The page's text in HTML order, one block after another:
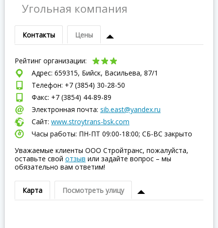
Угольная компания
Контакты Цены
Рейтинг организации:
Адрес: 659315, Бийск, Васильева, 87/1
Телефон: +7 (3854) 30-28-50
Факс: +7 (3854) 44-89-89
Электронная почта: sib.east@yandex.ru
Сайт: www.stroytrans-bsk.com
Часы работы: ПН-ПТ 09:00-18:00; СБ-ВC закрыто
Уважаемые клиенты ООО Стройтранс, пожалуйста,
оставьте свой отзыв или задайте вопрос – мы
обязательно вам ответим!
Карта Посмотреть улицу